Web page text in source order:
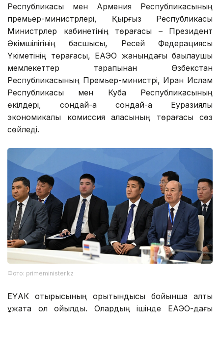
Республикасы мен Армения Республикасының
премьер-министрлері, Қырғыз Республикасы
Министрлер кабинетінің төрағасы – Президент
Әкімшілігінің басшысы, Ресей Федерациясы
Үкіметінің төрағасы, ЕАЭО жанындағы бақылаушы
мемлекеттер тарапынан Өзбекстан
Республикасының Премьер-министрі, Иран Ислам
Республикасы мен Куба Республикасының
өкілдері, сондай-ақ сондай-ақ Еуразиялық
экономикалық комиссия алқасының төрағасы сөз
сөйледі.
Фото: primeminister.kz
ЕҮАК отырысының қорытындысы бойынша алты
құжатқа қол қойылды. Олардың ішінде ЕАЭО-дағы